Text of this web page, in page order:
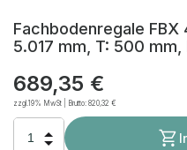
Fachbodenregale
5.017 mm, T: 500 mm,
689,35 €
zzgl.19% MwSt | Brutto:820,32 €